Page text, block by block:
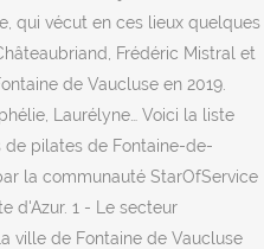
qui vécut en ces lieux quelques
Frédéric Mistral et
de Vaucluse en 2019.
Laurélyne… Voici la liste
pilates de Fontaine-de-
la communauté StarOfService
d'Azur. 1 - Le secteur
ville de Fontaine de Vaucluse